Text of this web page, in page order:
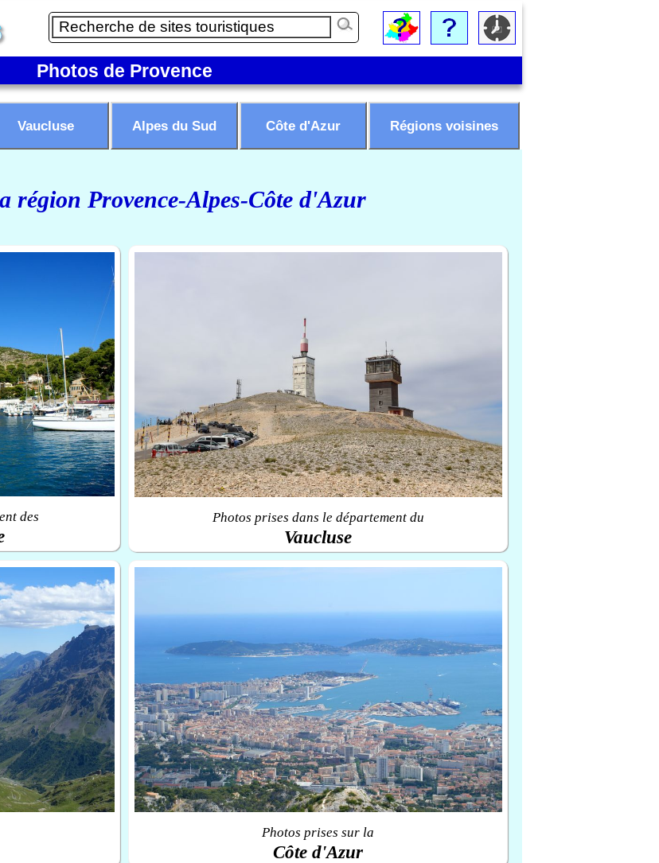
Photos de Provence
Vaucluse Alpes du Sud Côte d'Azur Régions voisines
région Provence-Alpes-Côte d'Azur
des Photos prises dans le département du
Vaucluse
Photos prises sur la
Côte d'Azur